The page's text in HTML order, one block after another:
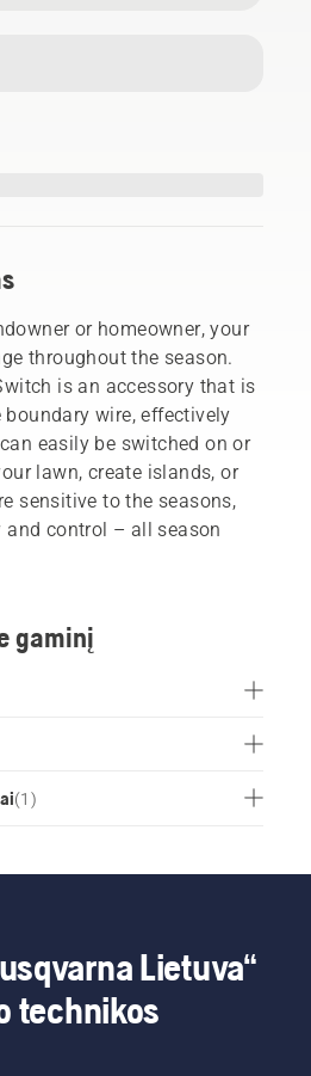
or homeowner, your
throughout the season.
is an accessory that is
wire, effectively
easily be switched on or
lawn, create islands, or
sensitive to the seasons,
control – all season
gaminį
(1 )
Lietuva“
technikos